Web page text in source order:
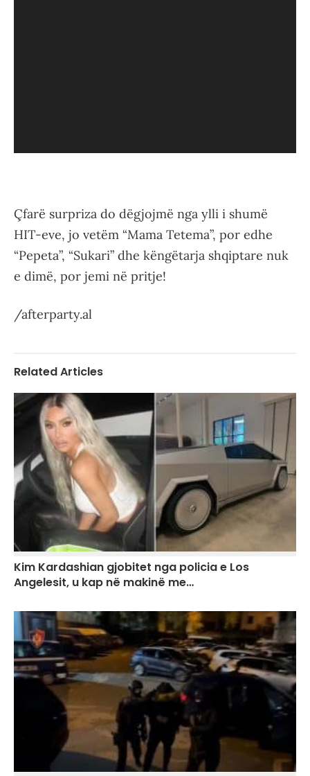
Çfarë surpriza do dëgjojmë nga ylli i shumë
HIT-eve, jo vetëm “Mama Tetema”, por edhe
“Pepeta”, “Sukari” dhe këngëtarja shqiptare nuk
e dimë, por jemi në pritje!
/afterparty.al
Related Articles
Kim Kardashian gjobitet nga policia e Los
Angelesit, u kap në makinë me…